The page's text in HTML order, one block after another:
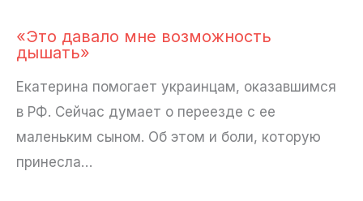
«Это давало мне возможность
дышать»
Екатерина помогает украинцам, оказавшимся
в РФ. Сейчас думает о переезде с ее
маленьким сыном. Об этом и боли, которую
принесла…